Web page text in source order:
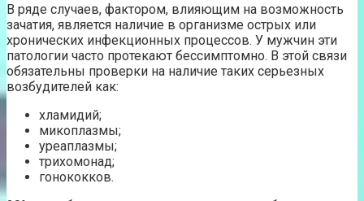
В ряде случаев, фактором, влияющим на возможность
зачатия, является наличие в организме острых или
хронических инфекционных процессов. У мужчин эти
патологии часто протекают бессимптомно. В этой связи
обязательны проверки на наличие таких серьезных
возбудителей как:
хламидий;
микоплазмы;
уреаплазмы;
трихомонад;
гонококков.